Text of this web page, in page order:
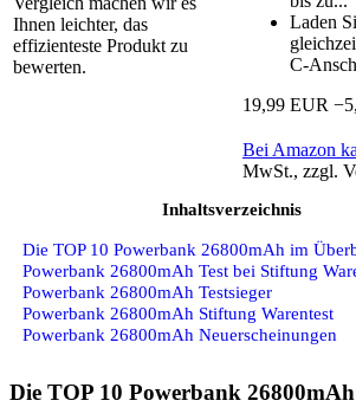
Ihnen leichter, das
effizienteste Produkt zu
bewerten.
Laden
C-
19,99 EUR
Bei Amazon
MwSt., zzgl.
Inhaltsverzeichnis
Die TOP 10 Powerbank 26800mAh im
Powerbank 26800mAh Test bei Stiftung
Powerbank 26800mAh Testsieger
Powerbank 26800mAh Stiftung Warentest
Powerbank 26800mAh Neuerscheinungen
Die TOP 10 Powerbank